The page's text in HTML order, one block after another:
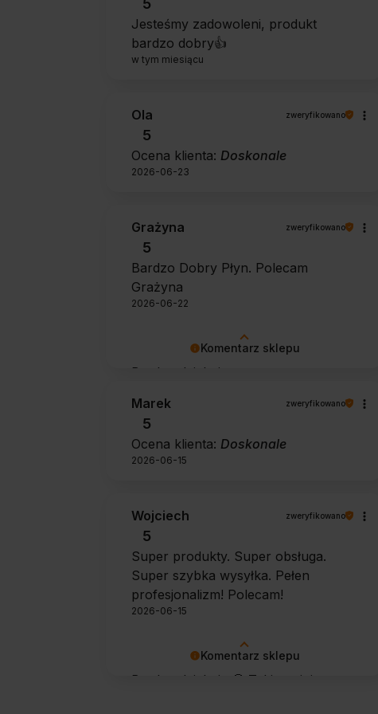
5
Jesteśmy zadowoleni, produkt
bardzo dobry👍️
w tym miesiącu
Ola zweryfikowano
5
Ocena klienta: Doskonale
2026-06-23
Komentarz sklepu
Bardzo dziękujemy za pozytywną
zapewniał doskonałe efekty przy
każdym użyciu.
Grażyna zweryfikowano
5
Bardzo Dobry Płyn. Polecam
Grażyna
2026-06-22
Marek zweryfikowano
5
Ocena klienta: Doskonale
2026-06-15
Komentarz sklepu
Bardzo dziękuję 🙂 Takie opinie
Wojciech zweryfikowano
5
Super produkty. Super obsługa.
Super szybka wysyłka. Pełen
profesjonalizm! Polecam!
2026-06-15